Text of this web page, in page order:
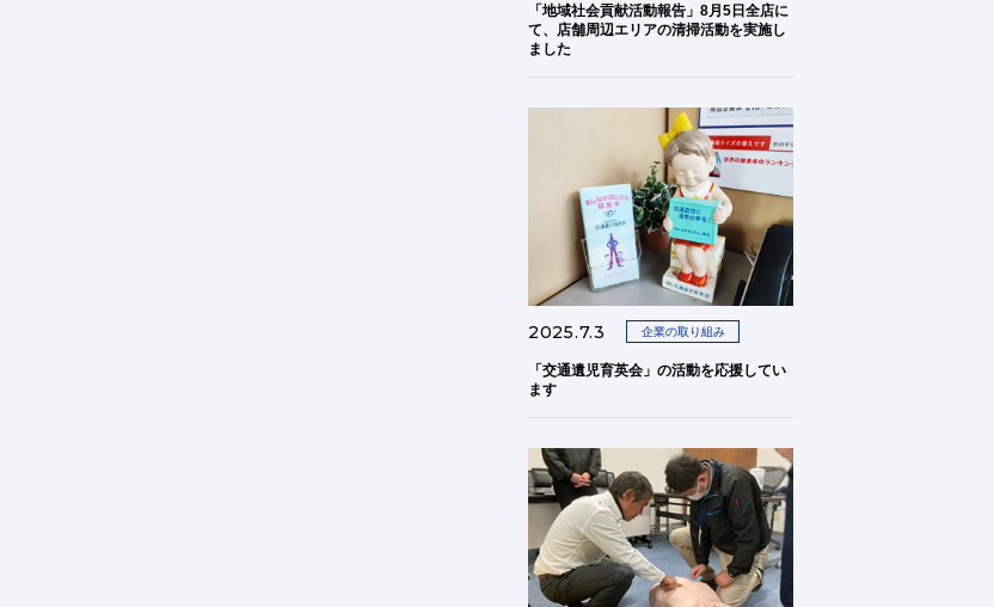
「地域社会貢献活動報告」8月5日全店に
て、店舗周辺エリアの清掃活動を実施し
ました
2025.7.3 企業の取り組み
「交通遺児育英会」の活動を応援してい
ます